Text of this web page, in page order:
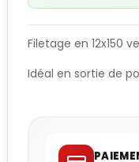
Filetage en 12x150
Idéal en sortie de